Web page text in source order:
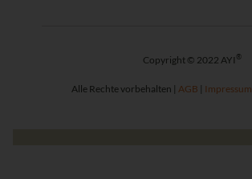
Copyright © 2022 AYI ®
Alle Rechte vorbehalten | AGB | Impressum